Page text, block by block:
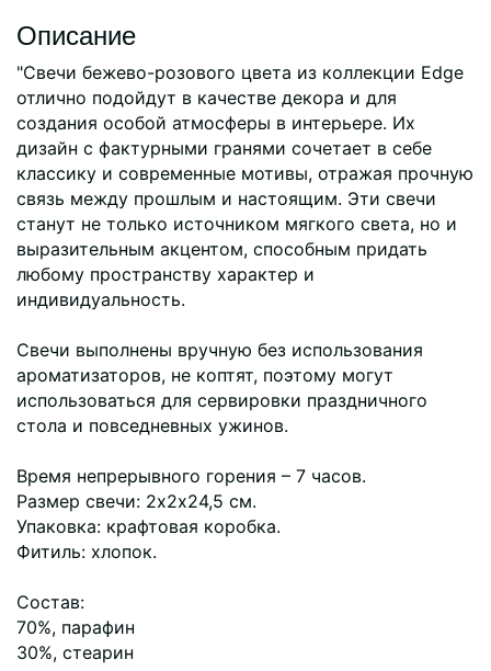
Описание
"Свечи бежево-розового цвета из коллекции Edge
отлично подойдут в качестве декора и для
создания особой атмосферы в интерьере. Их
дизайн с фактурными гранями сочетает в себе
классику и современные мотивы, отражая прочную
связь между прошлым и настоящим. Эти свечи
станут не только источником мягкого света, но и
выразительным акцентом, способным придать
любому пространству характер и
индивидуальность.
Свечи выполнены вручную без использования
ароматизаторов, не коптят, поэтому могут
использоваться для сервировки праздничного
стола и повседневных ужинов.
Время непрерывного горения – 7 часов.
Размер свечи: 2х2х24,5 см.
Упаковка: крафтовая коробка.
Фитиль: хлопок.
Состав:
70%, парафин
30%, стеарин